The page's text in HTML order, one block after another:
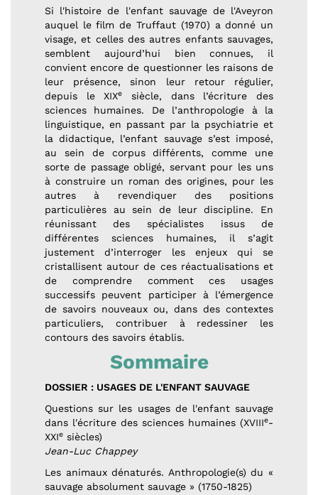
Si l'histoire de l'enfant sauvage de l'Aveyron
auquel le film de Truffaut (1970) a donné un
visage, et celles des autres enfants sauvages,
semblent aujourd’hui bien connues, il
convient encore de questionner les raisons de
leur présence, sinon leur retour régulier,
depuis le XIXe
siècle, dans l’écriture des
sciences humaines. De l’anthropologie à la
linguistique, en passant par la psychiatrie et
la didactique, l’enfant sauvage s’est imposé,
au sein de corpus différents, comme une
sorte de passage obligé, servant pour les uns
à construire un roman des origines, pour les
autres à revendiquer des positions
particulières au sein de leur discipline. En
réunissant des spécialistes issus de
différentes sciences humaines, il s’agit
justement d’interroger les enjeux qui se
cristallisent autour de ces réactualisations et
de comprendre comment ces usages
successifs peuvent participer à l’émergence
de savoirs nouveaux ou, dans des contextes
particuliers, contribuer à redessiner les
contours des savoirs établis.
Sommaire
DOSSIER : USAGES DE L'ENFANT SAUVAGE
Questions sur les usages de l'enfant sauvage
dans l'écriture des sciences humaines (XVIIIe-
XXIesiècles)
Jean-Luc Chappey
Les animaux dénaturés. Anthropologie(s) du «
sauvage absolument sauvage » (1750-1825)